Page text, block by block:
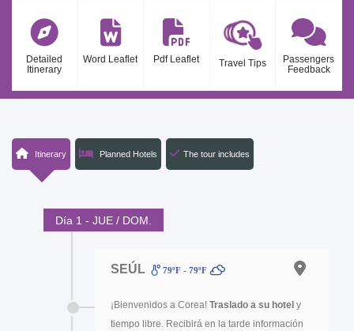
Detailed
Itinerary
Word Leaflet Pdf Leaflet Travel Tips
Passengers
Feedback
Itinerary Planned Hotels The tour includes
Día 1 - JUE / DOM.
SEÚL 79ºF - 79ºF
¡Bienvenidos a Corea! Traslado a su hotel y
tiempo libre. Recibirá en la tarde información